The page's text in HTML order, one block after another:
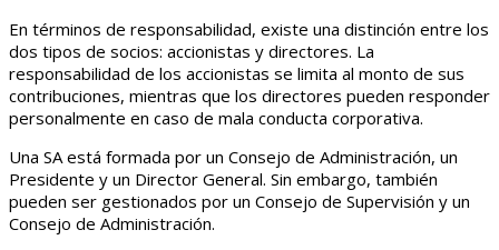
En términos de responsabilidad, existe una distinción entre los
dos tipos de socios: accionistas y directores. La
responsabilidad de los accionistas se limita al monto de sus
contribuciones, mientras que los directores pueden responder
personalmente en caso de mala conducta corporativa.
Una SA está formada por un Consejo de Administración, un
Presidente y un Director General. Sin embargo, también
pueden ser gestionados por un Consejo de Supervisión y un
Consejo de Administración.